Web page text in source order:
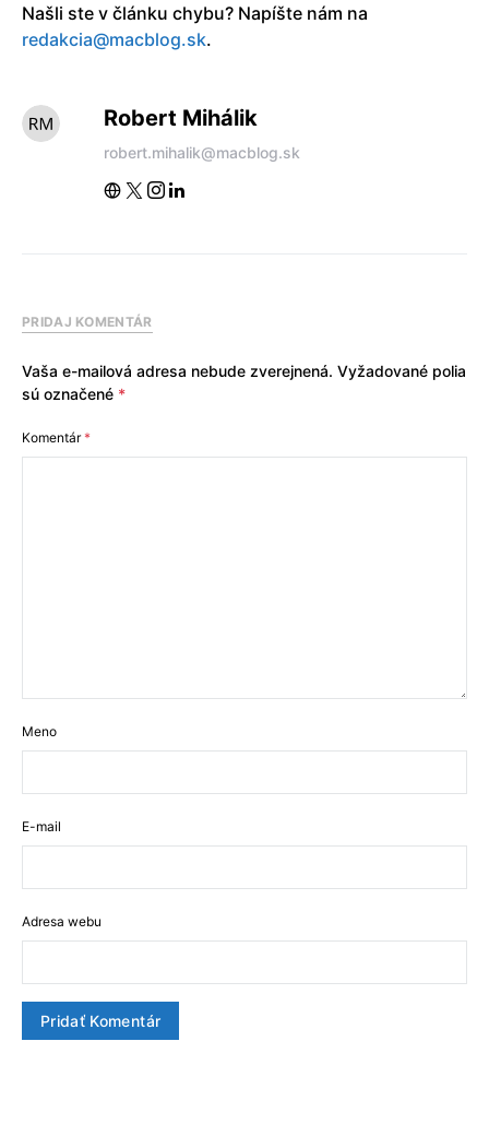
Našli ste v článku chybu? Napíšte nám na
redakcia@macblog.sk.
Robert Mihálik
robert.mihalik@macblog.sk
PRIDAJ KOMENTÁR
Vaša e-mailová adresa nebude zverejnená. Vyžadované polia
sú označené *
Komentár*
Meno
E-mail
Adresa webu